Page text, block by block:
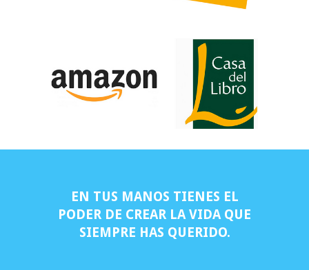
EN TUS MANOS TIENES EL
PODER DE CREAR LA VIDA QUE
SIEMPRE HAS QUERIDO.